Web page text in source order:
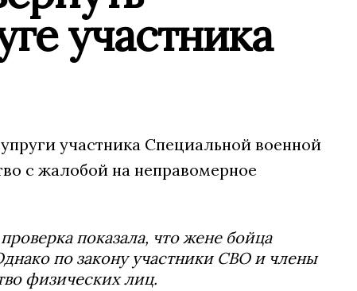
участника
участника Специальной военной
с жалобой на неправомерное
показала, что жене бойца
по закону участники СВО и члены
физических лиц.